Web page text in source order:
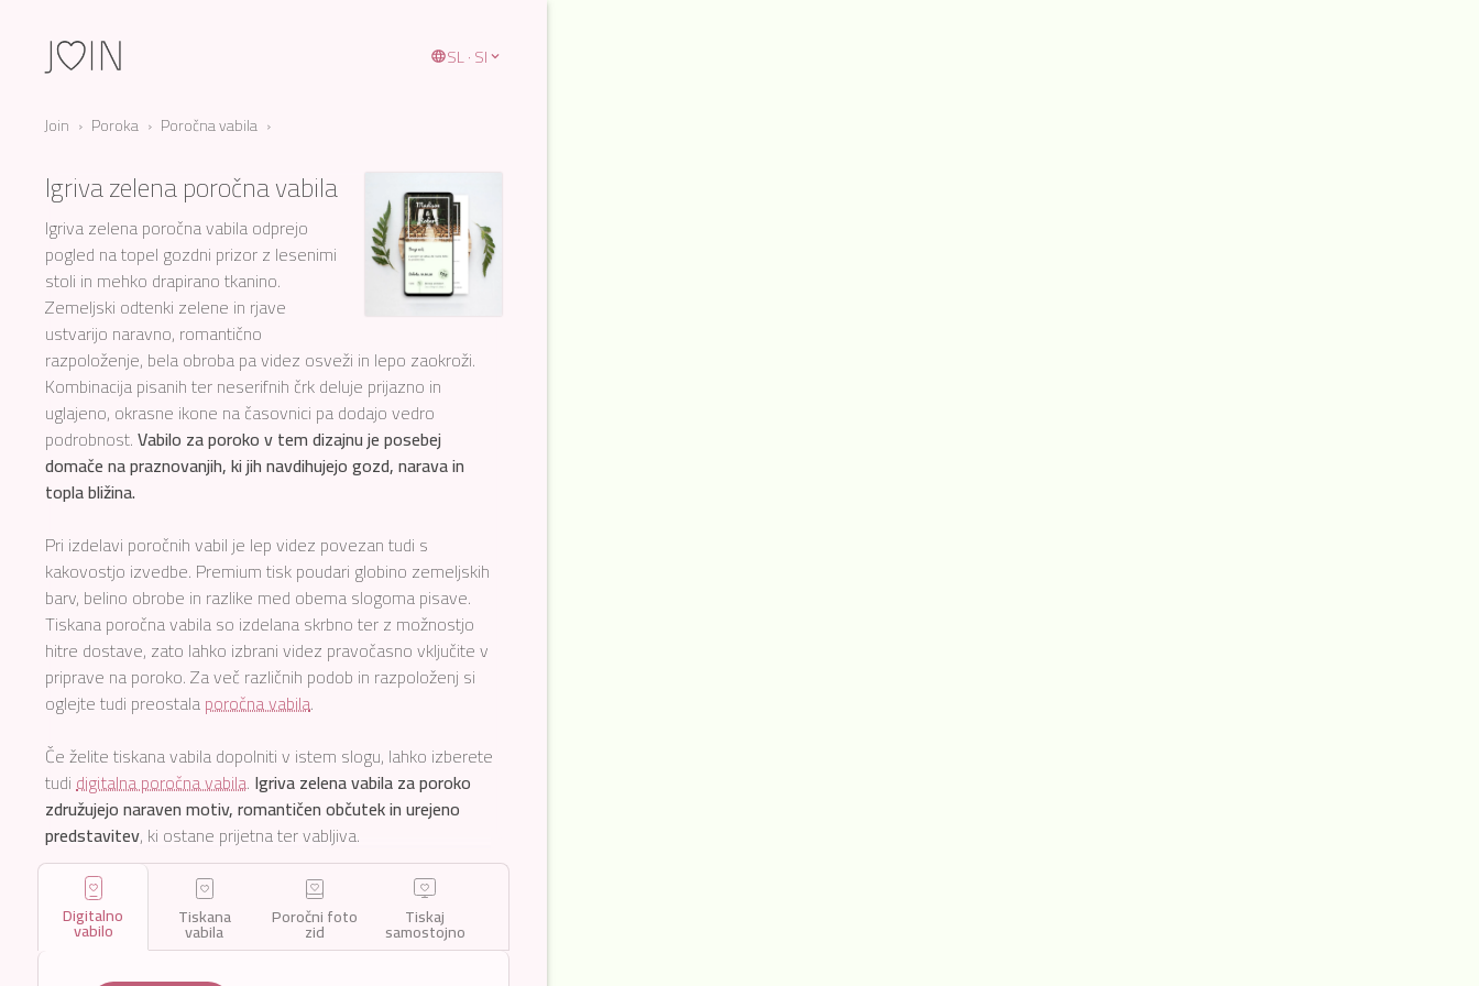
SL · SI
Join › Poroka › Poročna vabila
Igriva zelena poročna vabila
Igriva zelena poročna vabila odprejo
pogled na topel gozdni prizor z lesenimi
stoli in mehko drapirano tkanino.
Zemeljski odtenki zelene in rjave
ustvarijo naravno, romantično
razpoloženje, bela obroba pa videz osveži in lepo zaokroži.
Kombinacija pisanih ter neserifnih črk deluje prijazno in
uglajeno, okrasne ikone na časovnici pa dodajo vedro
podrobnost.Vabilo za poroko v tem dizajnu je posebej
domače na praznovanjih, ki jih navdihujejo gozd, narava in
topla bližina.
Pri izdelavi poročnih vabil je lep videz povezan tudi s
kakovostjo izvedbe. Premium tisk poudari globino zemeljskih
barv, belino obrobe in razlike med obema slogoma pisave.
Tiskana poročna vabila so izdelana skrbno ter z možnostjo
hitre dostave, zato lahko izbrani videz pravočasno vključite v
priprave na poroko. Za več različnih podob in razpoloženj si
oglejte tudi preostalaporočna vabila.
Če želite tiskana vabila dopolniti v istem slogu, lahko izberete
tudidigitalna poročna vabila. Igriva zelena vabila za poroko
združujejo naraven motiv, romantičen občutek in urejeno
predstavitev, ki ostane prijetna ter vabljiva.
Digitalno
vabilo Tiskana
vabila
Poročni foto
zid
Tiskaj
samostojno